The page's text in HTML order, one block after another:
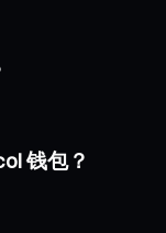
钱包？